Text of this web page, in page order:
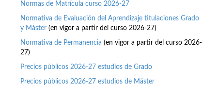
Normas de Matrícula curso 2026-27
Normativa de Evaluación del Aprendizaje titulaciones Grado
y Máster (en vigor a partir del curso 2026-27)
Normativa de Permanencia (en vigor a partir del curso 2026-
27)
Precios públicos 2026-27 estudios de Grado
Precios públicos 2026-27 estudios de Máster